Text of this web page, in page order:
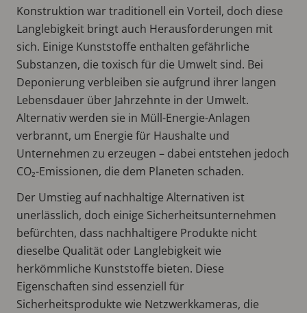
Konstruktion war traditionell ein Vorteil, doch diese
Langlebigkeit bringt auch Herausforderungen mit
sich. Einige Kunststoffe enthalten gefährliche
Substanzen, die toxisch für die Umwelt sind. Bei
Deponierung verbleiben sie aufgrund ihrer langen
Lebensdauer über Jahrzehnte in der Umwelt.
Alternativ werden sie in Müll-Energie-Anlagen
verbrannt, um Energie für Haushalte und
Unternehmen zu erzeugen – dabei entstehen jedoch
CO₂-Emissionen, die dem Planeten schaden.
Der Umstieg auf nachhaltige Alternativen ist
unerlässlich, doch einige Sicherheitsunternehmen
befürchten, dass nachhaltigere Produkte nicht
dieselbe Qualität oder Langlebigkeit wie
herkömmliche Kunststoffe bieten. Diese
Eigenschaften sind essenziell für
Sicherheitsprodukte wie Netzwerkkameras, die